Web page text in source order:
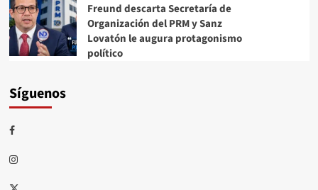
Freund descarta Secretaría de
Organización del PRM y Sanz
Lovatón le augura protagonismo
político
Síguenos